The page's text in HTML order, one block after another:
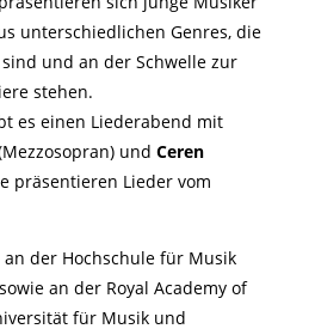
unterschiedlichen Genres, die
und an der Schwelle zur
stehen.
es einen Liederabend mit
und Ceren
präsentieren Lieder vom
der Hochschule für Musik
an der Royal Academy of
für Musik und